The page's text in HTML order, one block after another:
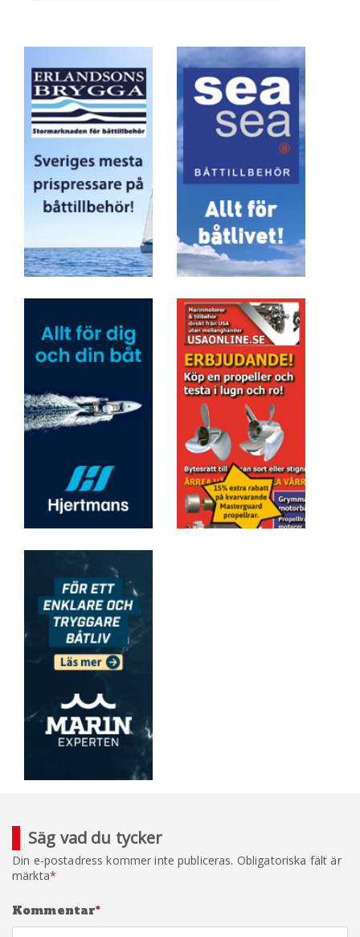
Säg vad du tycker
Din e-postadress kommer inte publiceras. Obligatoriska fält är
märkta*
Kommentar*